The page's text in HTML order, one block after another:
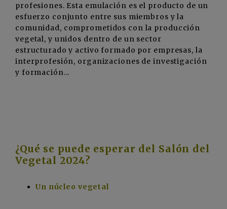
profesiones. Esta emulación es el producto de un
esfuerzo conjunto entre sus miembros y la
comunidad, comprometidos con la producción
vegetal, y unidos dentro de un sector
estructurado y activo formado por empresas, la
interprofesión, organizaciones de investigación
y formación...
¿Qué se puede esperar del Salón del
Vegetal 2024?
Un núcleo vegetal